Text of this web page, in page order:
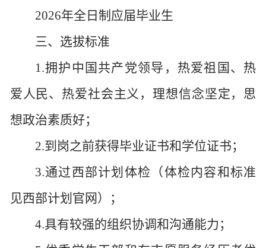
2026年全日制应届毕业生
三、选拔标准
1.拥护中国共产党领导，热爱祖国、热
爱人民、热爱社会主义，理想信念坚定，思
想政治素质好；
2.到岗之前获得毕业证书和学位证书；
3.通过西部计划体检（体检内容和标准
见西部计划官网）；
4.具有较强的组织协调和沟通能力；